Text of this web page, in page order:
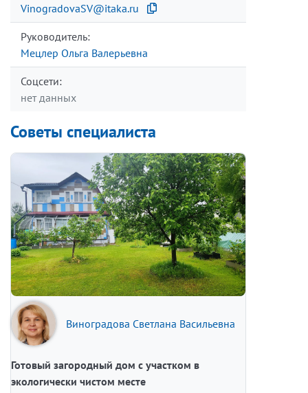
VinogradovaSV@itaka.ru
Руководитель:
Мецлер Ольга Валерьевна
Соцсети:
нет данных
Советы специалиста
Виноградова Светлана Васильевна
Готовый загородный дом с участком в
экологически чистом месте